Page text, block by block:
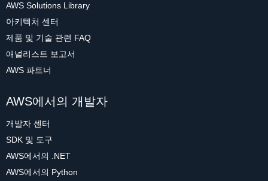
AWS Solutions Library
아키텍처 센터
제품 및 기술 관련 FAQ
애널리스트 보고서
AWS 파트너
AWS에서의 개발자
개발자 센터
SDK 및 도구
AWS에서의 .NET
AWS에서의 Python